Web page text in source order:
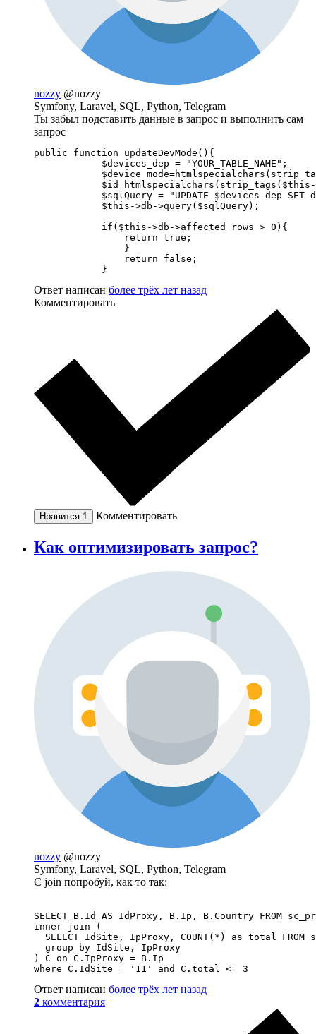
nozzy @nozzy
Symfony, Laravel, SQL, Python, Telegram
Ты забыл подставить данные в запрос и выполнить сам
запрос
public function updateDevMode(){
            $devices_dep = "YOUR_TABLE_NAME";
$sqlQuery = "UPDATE $devices_dep SET
            $this->db->query($sqlQuery);
            if($this->db->affected_rows > 0){
                return true;
                }
                return false;
            }
Ответ написан более трёх лет назад
Комментировать
Нравится 1 Комментировать
Как оптимизировать запрос?
nozzy @nozzy
Symfony, Laravel, SQL, Python, Telegram
С join попробуй, как то так:
SELECT B.Id AS IdProxy, B.Ip, B.Country FROM
inner join (
SELECT IdSite, IpProxy, COUNT(*) as total FROM
  group by IdSite, IpProxy
) C on C.IpProxy = B.Ip
where C.IdSite = '11' and C.total <= 3
Ответ написан более трёх лет назад
2 комментария